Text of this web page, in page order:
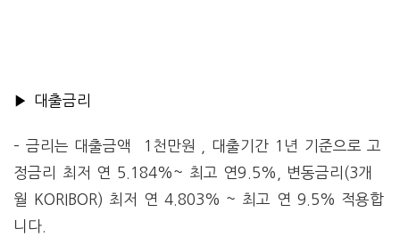
▶ 대출금리
– 금리는 대출금액 1천만원 , 대출기간 1년 기준으로 고
정금리 최저 연 5.184%~ 최고 연9.5%, 변동금리(3개
월 KORIBOR) 최저 연 4.803% ~ 최고 연 9.5% 적용합
니다.